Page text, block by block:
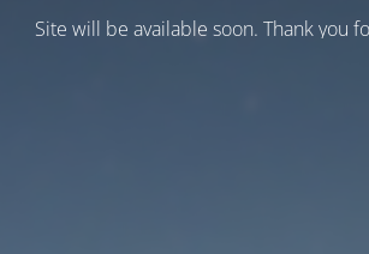
Site will be available soon. Thank you